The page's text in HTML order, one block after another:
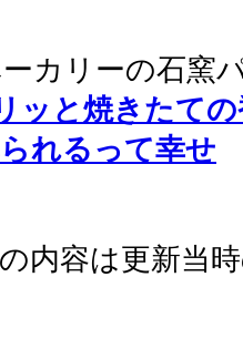
カリーの石窯
ッと焼きたて
れるって幸せ
内容は更新当